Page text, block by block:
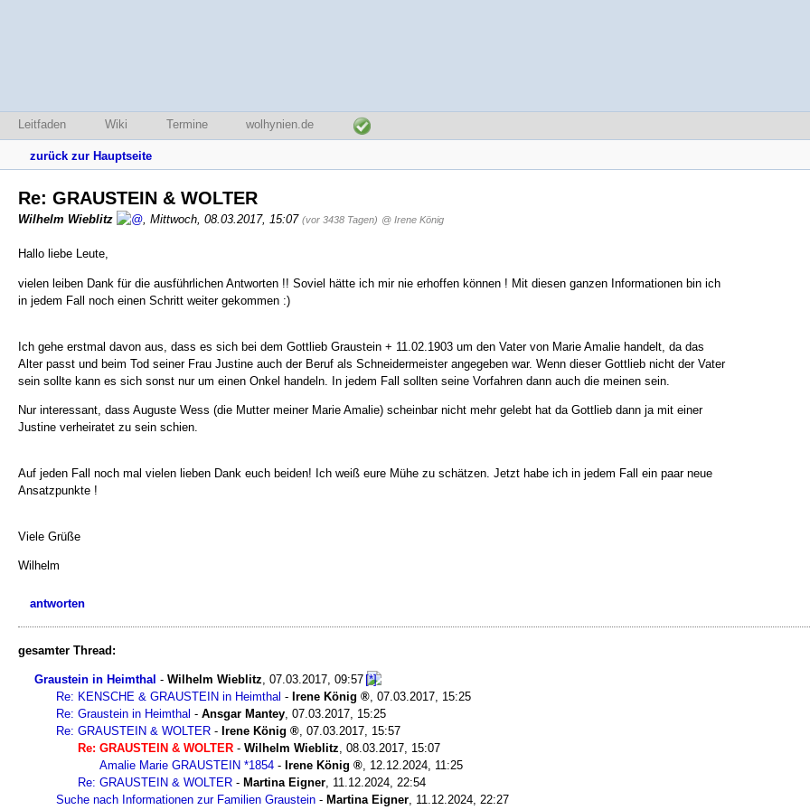
Leitfaden Wiki Termine wolhynien.de
zurück zur Hauptseite
Re: GRAUSTEIN & WOLTER
Wilhelm Wieblitz , Mittwoch, 08.03.2017, 15:07 (vor 3438 Tagen) @ Irene König
Hallo liebe Leute,
vielen leiben Dank für die ausführlichen Antworten !! Soviel hätte ich mir nie erhoffen können ! Mit diesen ganzen Informationen bin ich
in jedem Fall noch einen Schritt weiter gekommen :)
Ich gehe erstmal davon aus, dass es sich bei dem Gottlieb Graustein + 11.02.1903 um den Vater von Marie Amalie handelt, da das
Alter passt und beim Tod seiner Frau Justine auch der Beruf als Schneidermeister angegeben war. Wenn dieser Gottlieb nicht der Vater
sein sollte kann es sich sonst nur um einen Onkel handeln. In jedem Fall sollten seine Vorfahren dann auch die meinen sein.
Nur interessant, dass Auguste Wess (die Mutter meiner Marie Amalie) scheinbar nicht mehr gelebt hat da Gottlieb dann ja mit einer
Justine verheiratet zu sein schien.
Auf jeden Fall noch mal vielen lieben Dank euch beiden! Ich weiß eure Mühe zu schätzen. Jetzt habe ich in jedem Fall ein paar neue
Ansatzpunkte !
Viele Grüße
Wilhelm
antworten
gesamter Thread:
Graustein in Heimthal - Wilhelm Wieblitz, 07.03.2017, 09:57
Re: KENSCHE & GRAUSTEIN in Heimthal - Irene König , 07.03.2017, 15:25
Re: Graustein in Heimthal - Ansgar Mantey, 07.03.2017, 15:25
Re: GRAUSTEIN & WOLTER - Irene König , 07.03.2017, 15:57
Re: GRAUSTEIN & WOLTER - Wilhelm Wieblitz, 08.03.2017, 15:07
Amalie Marie GRAUSTEIN *1854 - Irene König , 12.12.2024, 11:25
Re: GRAUSTEIN & WOLTER - Martina Eigner, 11.12.2024, 22:54
Suche nach Informationen zur Familien Graustein - Martina Eigner, 11.12.2024, 22:27